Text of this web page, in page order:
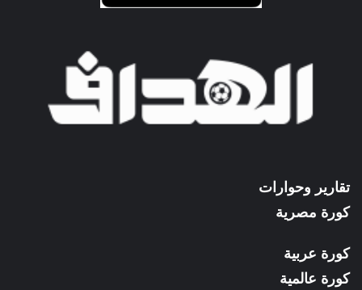
تقارير وحوارات
كورة مصرية
كورة عربية
كورة عالمية